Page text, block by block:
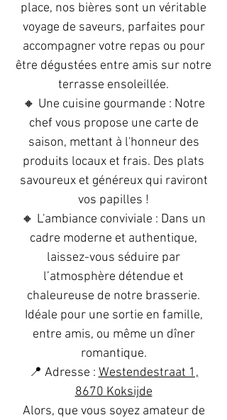
place, nos bières sont un véritable
voyage de saveurs, parfaites pour
accompagner votre repas ou pour
être dégustées entre amis sur notre
terrasse ensoleillée.
🔸 Une cuisine gourmande : Notre
chef vous propose une carte de
saison, mettant à l'honneur des
produits locaux et frais. Des plats
savoureux et généreux qui raviront
vos papilles !
🔸 L'ambiance conviviale : Dans un
cadre moderne et authentique,
laissez-vous séduire par
l’atmosphère détendue et
chaleureuse de notre brasserie.
Idéale pour une sortie en famille,
entre amis, ou même un dîner
romantique.
📍 Adresse :Westendestraat 1,
8670 Koksijde
Alors, que vous soyez amateur de